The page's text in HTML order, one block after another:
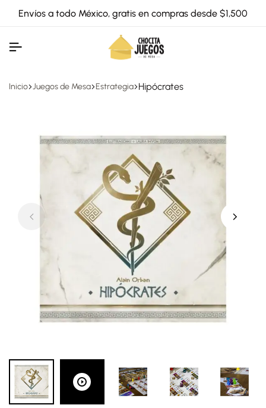
Envíos a todo México, gratis en compras desde $1,500
Inicio Juegos de Mesa Estrategia Hipócrates